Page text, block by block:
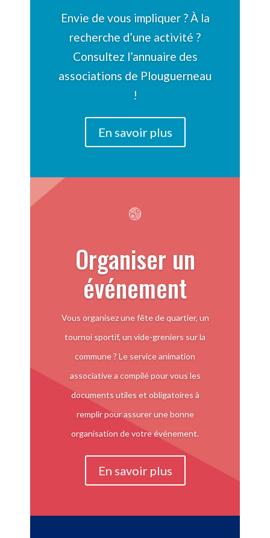
Envie de vous impliquer ? À la
recherche d’une activité ?
Consultez l’annuaire des
associations de Plouguerneau
!
En savoir plus
Organiser un
événement
Vous organisez une fête de quartier, un
tournoi sportif, un vide-greniers sur la
commune ? Le service animation
associative a compilé pour vous les
documents utiles et obligatoires à
remplir pour assurer une bonne
organisation de votre événement.
En savoir plus